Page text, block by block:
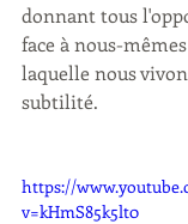
donnant tous
face à nous-
laquelle nous
subtilité.
https://
v=kHmS85k5lt0